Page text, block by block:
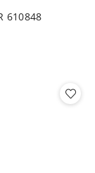
610848